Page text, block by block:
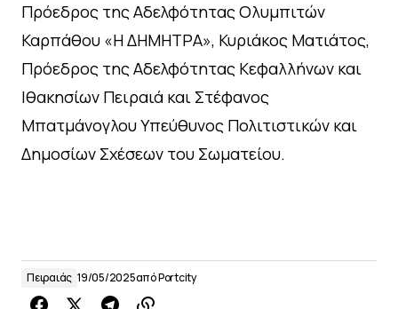
Πρόεδρος της Αδελφότητας Ολυμπιτών
Καρπάθου «Η ΔΗΜΗΤΡΑ», Κυριάκος Ματιάτος,
Πρόεδρος της Αδελφότητας Κεφαλλήνων και
Ιθακησίων Πειραιά και Στέφανος
Μπατμάνογλου Υπεύθυνος Πολιτιστικών και
Δημοσίων Σχέσεων του Σωματείου.
Πειραιάς 19/05/2025απόPortcity